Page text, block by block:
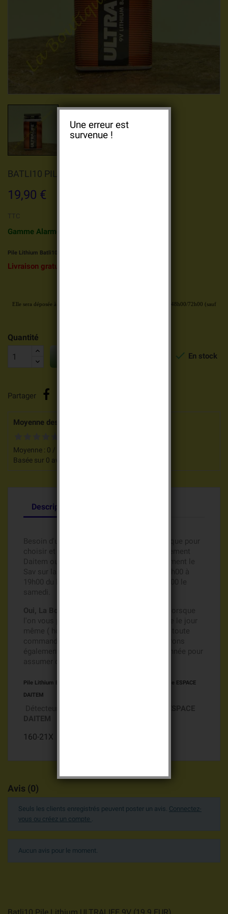
BATLI10 PILE LITHIUM ULTRALIFE 9V
19,90 €
TTC
Gamme Alarme Espace DAITEM
Pile Lithium Batli10 ULTRALIFE 9V
Livraison gratuite et rapide dès 69 euros.
Elle sera déposée à la poste ou lettre suivi 48h00/72h00 (sauf
Quantité
 En stock
Partager
Moyenne des votes pour ce produit
Moyenne : 0 /
Basée sur 0 avis clients.
Description
Besoin d'un renseignement, une aide technique pour
choisir et acheter vos batteries de remplacement
Daitem ou Logisty Hager ?, Appelez directement le
Sav sur la ligne directe au 0609815416, de 8h00 à
19h00 du lundi au vendredi et de 8h00 à 12h00 le
samedi.
Oui, La Boutique des batteries s'engage !!!
, lorsque
l'on vous promet l'envoi de votre commande le jour
même ( hors week end et jours fériés) pour toute
commande passée avant 14h00, nous assurons
également les stocks nécessaires toute l'année pour
assumer cet engagement.
Pile Lithium Batli10 ULTRALIFE 9 volts pour gamme
Alarme ESPACE
DAITEM
Détecteur de fumée radio gamme
Alarme ESPACE
DAITEM
160-21X
Avis (0)
Seuls les clients enregistrés peuvent poster un avis. Connectez-
vous ou créez un compte .
Aucun avis pour le moment.
Une erreur est
survenue !